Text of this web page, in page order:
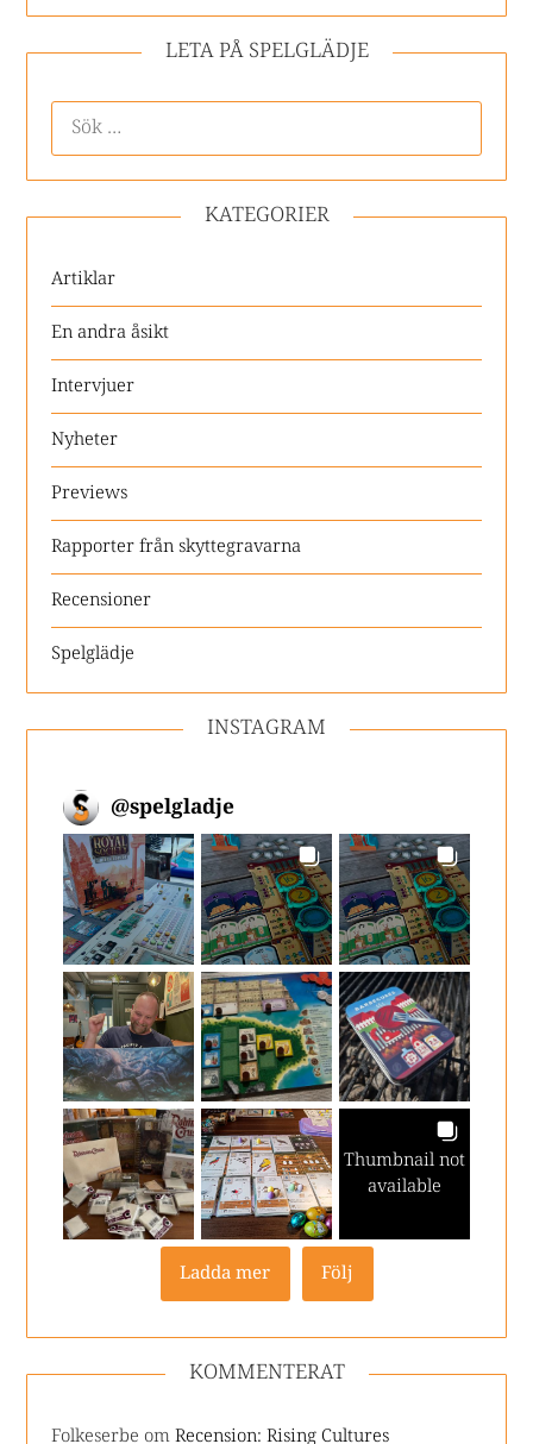
LETA PÅ SPELGLÄDJE
KATEGORIER
Artiklar
En andra åsikt
Intervjuer
Nyheter
Previews
Rapporter från skyttegravarna
Recensioner
Spelglädje
INSTAGRAM
@spelgladje
Thumbnail not
available
Ladda mer Följ
KOMMENTERAT
Folkeserbe omRecension: Rising Cultures